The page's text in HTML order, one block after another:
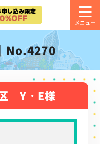
No.4270
Y・E様